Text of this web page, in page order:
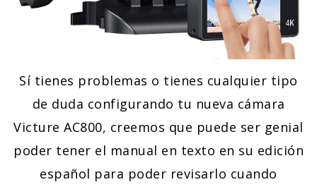
Sí tienes problemas o tienes cualquier tipo
de duda configurando tu nueva cámara
Victure AC800, creemos que puede ser genial
poder tener el manual en texto en su edición
español para poder revisarlo cuando